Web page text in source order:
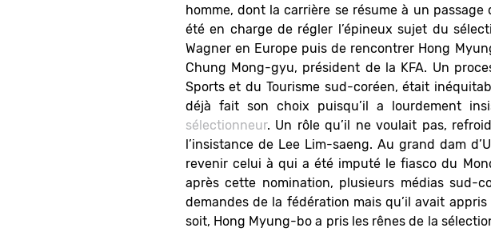
homme, dont la carrière se résume à un
été en charge de régler l’épineux sujet du
Wagner en Europe puis de rencontrer Hong
Chung Mong-gyu, président de la KFA. Un
Sports et du Tourisme sud-coréen, était
déjà fait son choix puisqu’il a lourdement
sélectionneur. Un rôle qu’il ne voulait pas,
l’insistance de Lee Lim-saeng. Au grand dam
revenir celui à qui a été imputé le fiasco du
après cette nomination, plusieurs médias sud-
demandes de la fédération mais qu’il avait
soit, Hong Myung-bo a pris les rênes de la